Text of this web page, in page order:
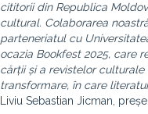
cititorii din Republica
cultural. Colaborarea
parteneriatul cu
ocazia Bookfest 2025, care
cărții și a revistelor
transformare, în care
Liviu Sebastian Jicman,